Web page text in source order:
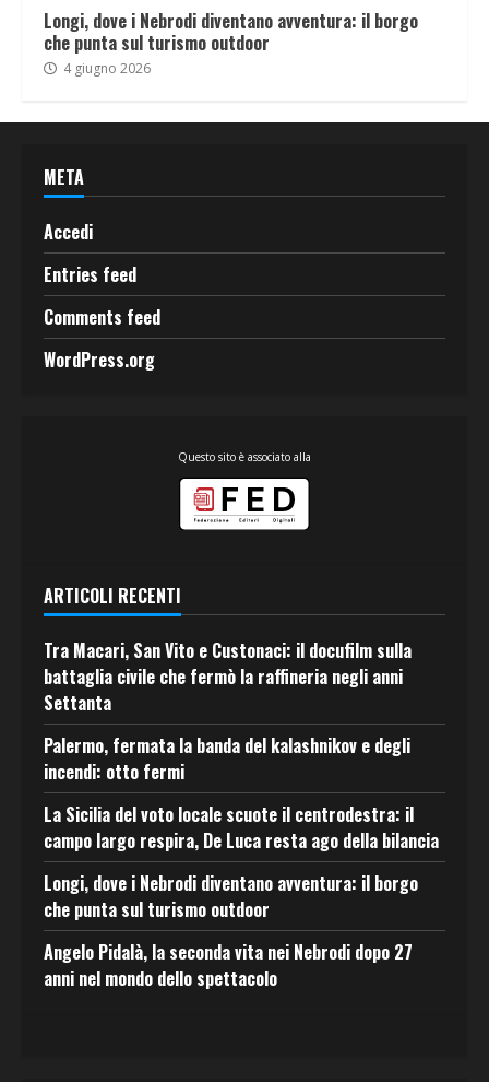
Longi, dove i Nebrodi diventano avventura: il borgo
che punta sul turismo outdoor
4 giugno 2026
META
Accedi
Entries feed
Comments feed
WordPress.org
Questo sito è associato alla
ARTICOLI RECENTI
Tra Macari, San Vito e Custonaci: il docufilm sulla
battaglia civile che fermò la raffineria negli anni
Settanta
Palermo, fermata la banda del kalashnikov e degli
incendi: otto fermi
La Sicilia del voto locale scuote il centrodestra: il
campo largo respira, De Luca resta ago della bilancia
Longi, dove i Nebrodi diventano avventura: il borgo
che punta sul turismo outdoor
Angelo Pidalà, la seconda vita nei Nebrodi dopo 27
anni nel mondo dello spettacolo